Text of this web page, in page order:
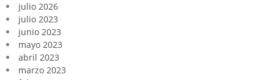
julio 2026
julio 2023
junio 2023
mayo 2023
abril 2023
marzo 2023